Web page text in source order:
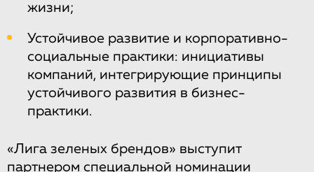
жизни;
Устойчивое развитие и корпоративно-
социальные практики: инициативы
компаний, интегрирующие принципы
устойчивого развития в бизнес-
практики.
«Лига зеленых брендов» выступит
партнером специальной номинации